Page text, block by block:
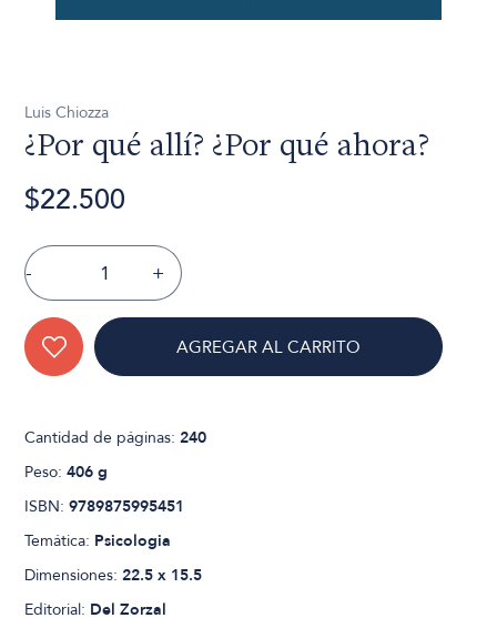
Luis Chiozza
¿Por qué allí? ¿Por qué ahora?
$22.500
- +
AGREGAR AL CARRITO
Cantidad de páginas:240
Peso:406 g
ISBN:9789875995451
Temática: Psicologia
Dimensiones:22.5 x 15.5
Editorial: Del Zorzal